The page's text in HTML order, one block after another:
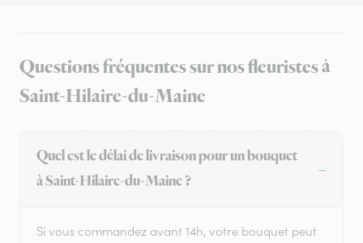
Questions fréquentes sur nos fleuristes à
Saint-Hilaire-du-Maine
Quel est le délai de livraison pour un bouquet
à Saint-Hilaire-du-Maine ?
Si vous commandez avant 14h, votre bouquet peut